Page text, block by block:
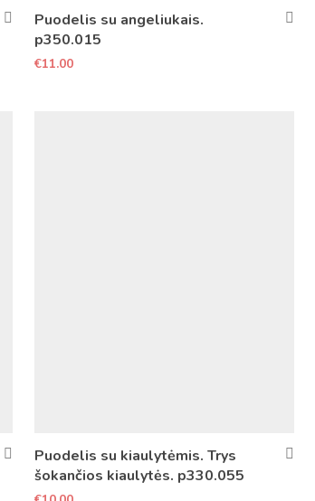
Puodelis su angeliukais.
p350.015
€11.00
Puodelis su kiaulytėmis. Trys
šokančios kiaulytės. p330.055